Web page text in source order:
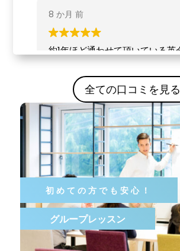
全ての口コミを見る
グループレッスン
初めての方でも安心！